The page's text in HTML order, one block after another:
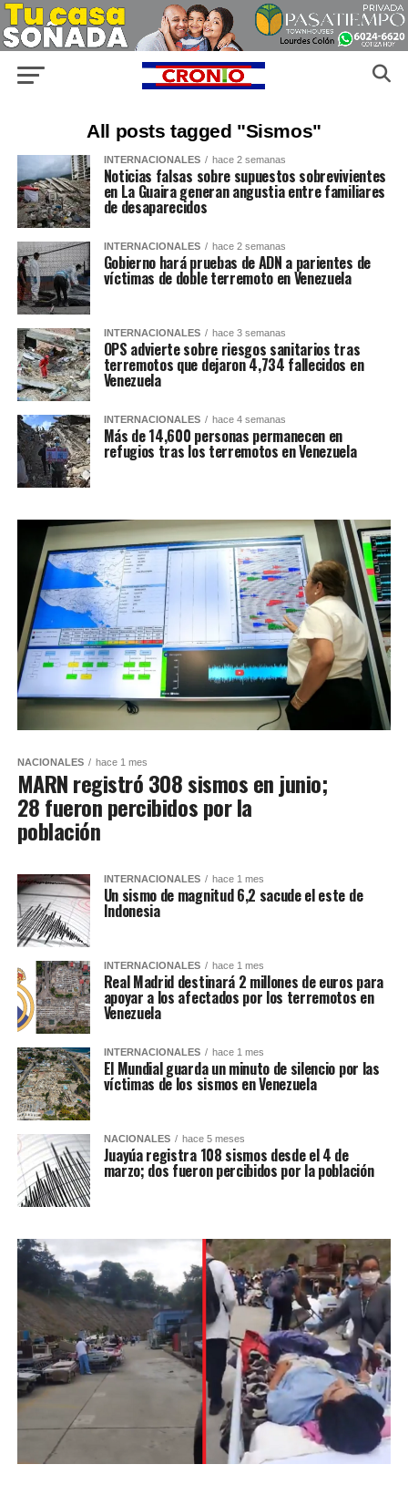
All posts tagged "Sismos"
INTERNACIONALES hace 2 semanas
Noticias falsas sobre supuestos sobrevivientes
en La Guaira generan angustia entre familiares
de desaparecidos
INTERNACIONALES hace 2 semanas
Gobierno hará pruebas de ADN a parientes de
víctimas de doble terremoto en Venezuela
INTERNACIONALES hace 3 semanas
OPS advierte sobre riesgos sanitarios tras
terremotos que dejaron 4,734 fallecidos en
Venezuela
INTERNACIONALES hace 4 semanas
Más de 14,600 personas permanecen en
refugios tras los terremotos en Venezuela
NACIONALES hace 1 mes
MARN registró 308 sismos en junio;
28 fueron percibidos por la
población
INTERNACIONALES hace 1 mes
Un sismo de magnitud 6,2 sacude el este de
Indonesia
INTERNACIONALES hace 1 mes
Real Madrid destinará 2 millones de euros para
apoyar a los afectados por los terremotos en
Venezuela
INTERNACIONALES hace 1 mes
El Mundial guarda un minuto de silencio por las
víctimas de los sismos en Venezuela
NACIONALES hace 5 meses
Juayúa registra 108 sismos desde el 4 de
marzo; dos fueron percibidos por la población